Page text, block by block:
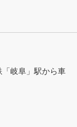
岐阜」駅から車